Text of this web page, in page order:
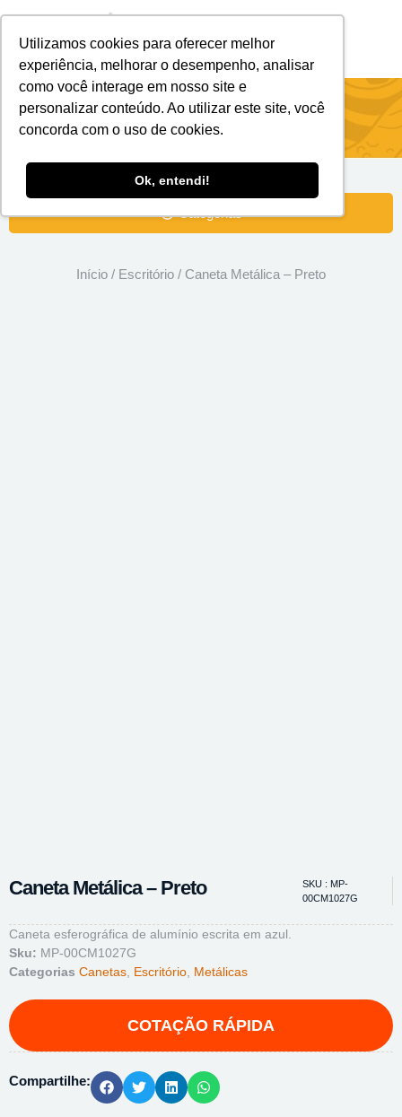
Utilizamos cookies para oferecer melhor
experiência, melhorar o desempenho, analisar
como você interage em nosso site e
personalizar conteúdo. Ao utilizar este site, você
concorda com o uso de cookies.
Ok, entendi!
Caneta Metálica – Preto
Categorias
Início / Escritório / Caneta Metálica – Preto
Caneta Metálica – Preto
SKU : MP-
00CM1027G
Caneta esferográfica de alumínio escrita em azul.
Sku: MP-00CM1027G
Categorias Canetas Escritório Metálicas
Compartilhe: